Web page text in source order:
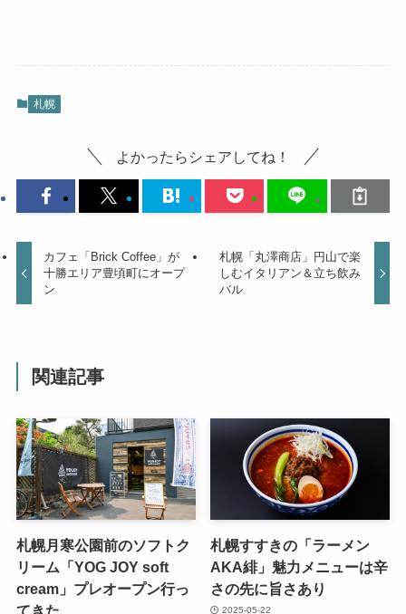
札幌
よかったらシェアしてね！
カフェ「Brick Coffee」が
十勝エリア豊頃町にオープ
ン
札幌「丸澤商店」円山で楽
しむイタリアン＆立ち飲み
バル
関連記事
札幌月寒公園前のソフトク
リーム「YOG JOY soft
cream」プレオープン行っ
てきた
札幌すすきの「ラーメン
AKA緋」魅力メニューは辛
さの先に旨さあり
2025-05-22